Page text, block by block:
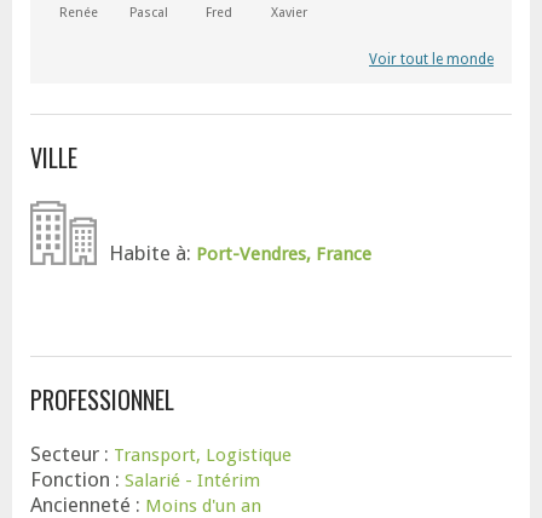
Renée Pascal Fred Xavier
Voir tout le monde
VILLE
Habite à: Port-Vendres, France
PROFESSIONNEL
Secteur : Transport, Logistique
Fonction : Salarié - Intérim
Ancienneté : Moins d'un an